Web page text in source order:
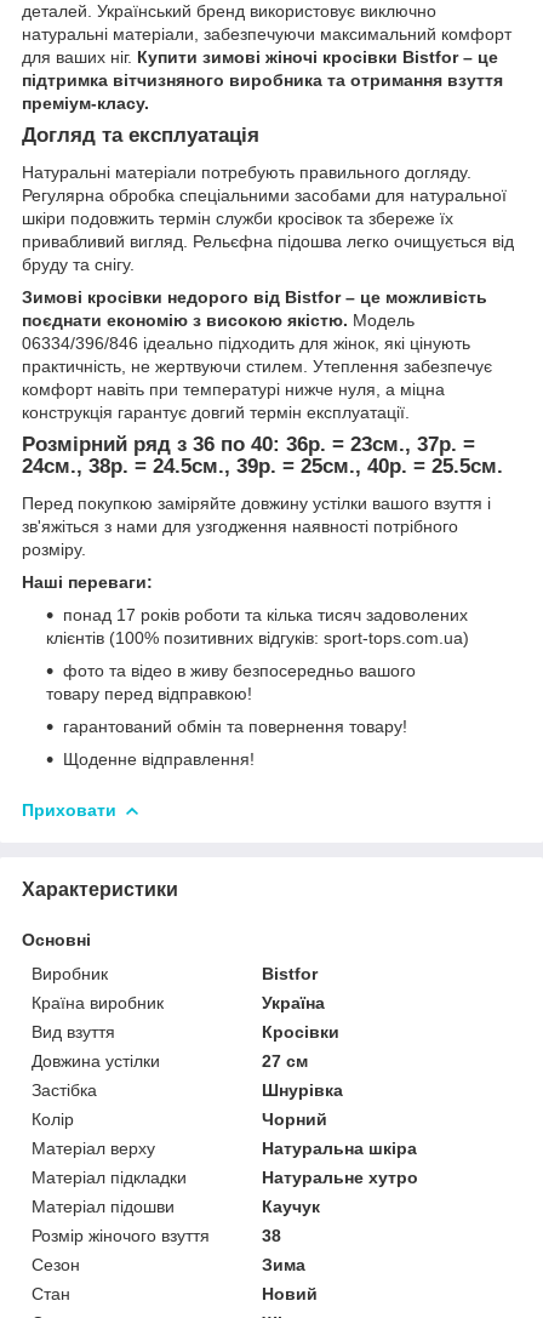
деталей. Український бренд використовує виключно
натуральні матеріали, забезпечуючи максимальний комфорт
для ваших ніг. Купити зимові жіночі кросівки Bistfor – це
підтримка вітчизняного виробника та отримання взуття
преміум-класу.
Догляд та експлуатація
Натуральні матеріали потребують правильного догляду.
Регулярна обробка спеціальними засобами для натуральної
шкіри подовжить термін служби кросівок та збереже їх
привабливий вигляд. Рельєфна підошва легко очищується від
бруду та снігу.
Зимові кросівки недорого від Bistfor – це можливість
поєднати економію з високою якістю. Модель
06334/396/846 ідеально підходить для жінок, які цінують
практичність, не жертвуючи стилем. Утеплення забезпечує
комфорт навіть при температурі нижче нуля, а міцна
конструкція гарантує довгий термін експлуатації.
Розмірний ряд з 36 по 40: 36р. = 23см., 37р. =
24см., 38р. = 24.5см., 39р. = 25см., 40р. = 25.5см.
Перед покупкою заміряйте довжину устілки вашого взуття і
зв'яжіться з нами для узгодження наявності потрібного
розміру.
Наші переваги:
понад 17 років роботи та кілька тисяч задоволених
клієнтів (100% позитивних відгуків: sport-tops.com.ua)
фото та відео в живу безпосередньо вашого
товару перед відправкою!
гарантований обмін та повернення товару!
Щоденне відправлення!
Приховати
Характеристики
Основні
Виробник
Bistfor
Країна виробник
Україна
Вид взуття
Кросівки
Довжина устілки
27 см
Застібка
Шнурівка
Колір
Чорний
Матеріал верху
Натуральна шкіра
Матеріал підкладки
Натуральне хутро
Матеріал підошви
Каучук
Розмір жіночого взуття
38
Сезон
Зима
Стан
Новий